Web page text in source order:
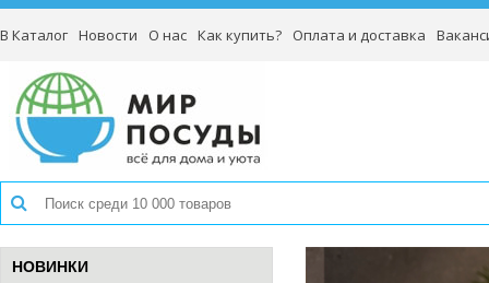
В Каталог Новости О нас Как купить? Оплата и доставка
НОВИНКИ